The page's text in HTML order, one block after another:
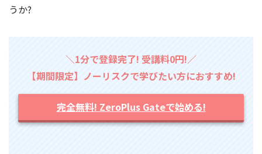
うか?
＼1分で登録完了! 受講料0円!／
【期間限定】ノーリスクで学びたい方におすすめ!
完全無料! ZeroPlus Gateで始める!